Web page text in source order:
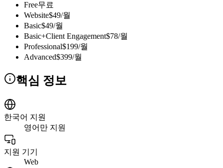
Free무료
Website$49/월
Basic$49/월
Basic+Client Engagement$78/월
Professional$199/월
Advanced$399/월
핵심 정보
한국어 지원
영어만 지원
지원 기기
Web